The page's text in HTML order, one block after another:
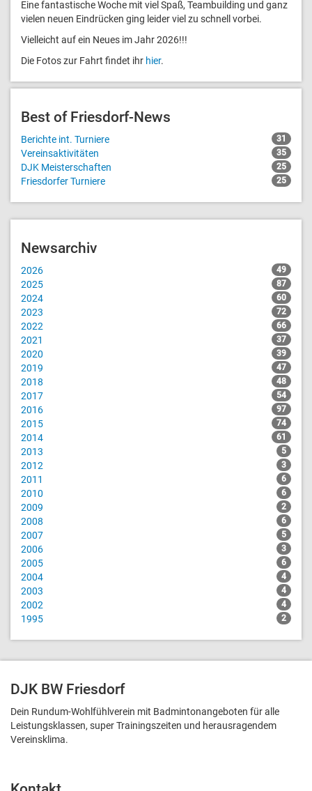
Eine fantastische Woche mit viel Spaß, Teambuilding und ganz
vielen neuen Eindrücken ging leider viel zu schnell vorbei.
Vielleicht auf ein Neues im Jahr 2026!!!
Die Fotos zur Fahrt findet ihr hier.
Best of Friesdorf-News
Berichte int. Turniere 31
Vereinsaktivitäten 35
DJK Meisterschaften 25
Friesdorfer Turniere 25
Newsarchiv
2026 49
2025 87
2024 60
2023 72
2022 66
2021 37
2020 39
2019 47
2018 48
2017 54
2016 97
2015 74
2014 61
2013 5
2012 3
2011 6
2010 6
2009 2
2008 6
2007 5
2006 3
2005 6
2004 4
2003 4
2002 4
1995 2
DJK BW Friesdorf
Dein Rundum-Wohlfühlverein mit Badmintonangeboten für alle
Leistungsklassen, super Trainingszeiten und heraus­ragendem
Vereinsklima.